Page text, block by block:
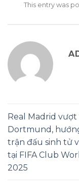
This entry was
Real Madrid vượt
Dortmund,
trận đấu sinh tử
tại FIFA Club
2025